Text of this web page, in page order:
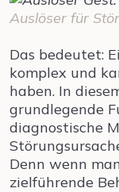
Auslöser für
Das bedeutet:
komplex und
haben. In
grundlegende
diagnostische
Denn wenn
zielführende